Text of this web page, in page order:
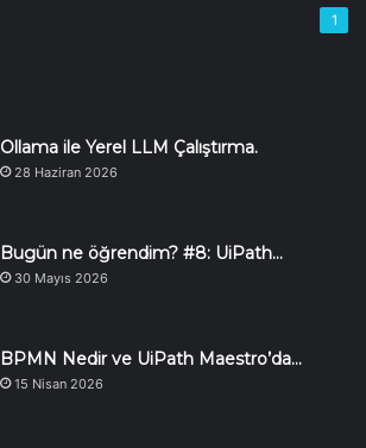
1
Ollama ile Yerel LLM Çalıştırma.
28 Haziran 2026
Bugün ne öğrendim? #8: UiPath…
30 Mayıs 2026
BPMN Nedir ve UiPath Maestro’da…
15 Nisan 2026